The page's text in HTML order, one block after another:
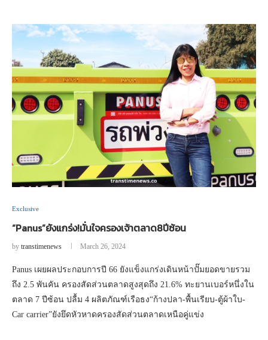
Exclusive
“Panus”ยังแกร่ง!มั่นใจครองเจ้าตลาด8ปีซ้อน
by transtimenews March 26, 2024
Panus เผยผลประกอบการปี 66 ยังแข็งแกร่งเดินหน้าปั๊มยอดขายรวม
ถึง 2.5 พันคัน ครองสัดส่วนตลาดสูงสุดถึง 21.6% ทะยานเบอร์หนึ่งใน
ตลาด 7 ปีซ้อน ปลื้ม 4 ผลิตภัณฑ์เรือธง“ก้างปลา-พื้นเรียบ-ตู้ผ้าใบ-
Car carrier”ยังยึดหัวหาดครองสัดส่วนตลาดเหนือคู่แข่ง